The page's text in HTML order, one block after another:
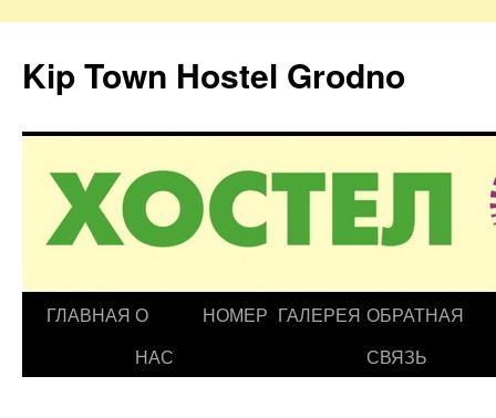
Kip Town Hostel Grodno
Перейти
ГЛАВНАЯ О
НАС
НОМЕР ГАЛЕРЕЯ ОБРАТНАЯ
СВЯЗЬ